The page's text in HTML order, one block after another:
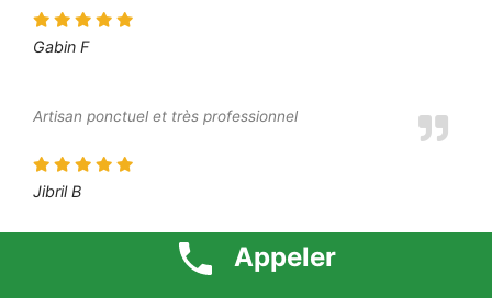
Gabin F
Artisan ponctuel et très professionnel
Jibril B
Appeler